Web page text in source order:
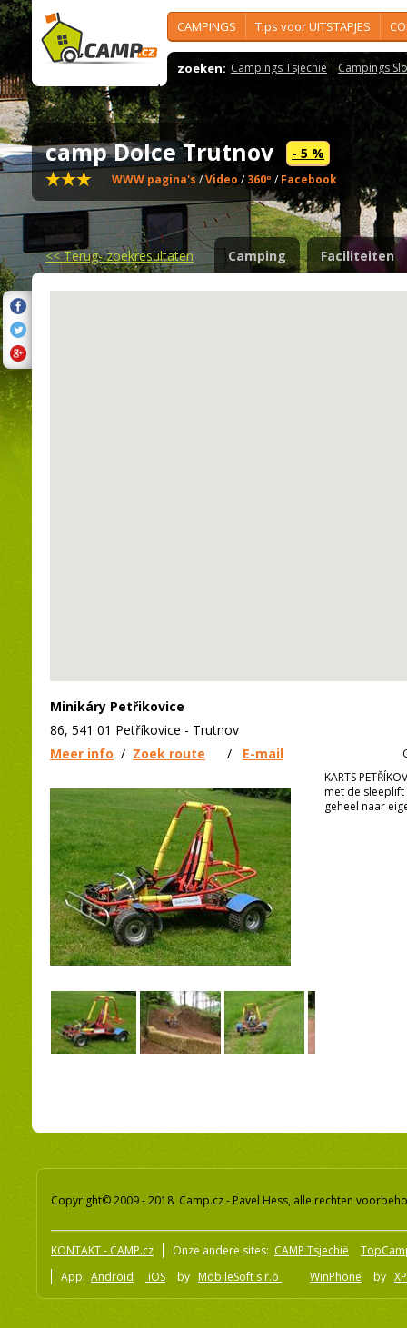
CAMPINGS Tips voor UITSTAPJES
zoeken: Campings Tsjechië Campings
camp Dolce Trutnov - 5 %
WWW pagina's /Video /360º /Facebook
<<Terug- zoekresultaten Camping Faciliteiten
Minikáry Petřikovice
86, 541 01 Petříkovice - Trutnov
Meer info / Zoek route / E-mail
KARTS
met de
geheel naar
Copyright© 2009 - 2018 Camp.cz - Pavel Hess, alle rechten
KONTAKT - CAMP.cz Onze andere sites: CAMP Tsjechië
App: Android iOS by MobileSoft s.r.o WinPhone by